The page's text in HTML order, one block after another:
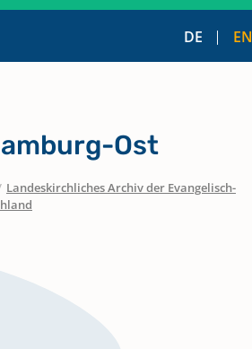
DE EN
Ost
Landeskirchliches Archiv der Evangelisch-